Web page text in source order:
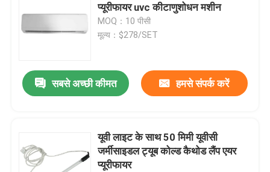
प्यूरीफायर uvc कीटाणुशोधन मशीन
MOQ：10 पीसी
मूल्य：$278/SET
सबसे अच्छी कीमत हमसे संपर्क करें
यूवी लाइट के साथ 50 मिमी यूवीसी
जर्मीसाइडल ट्यूब कोल्ड कैथोड लैंप एयर
प्यूरीफायर